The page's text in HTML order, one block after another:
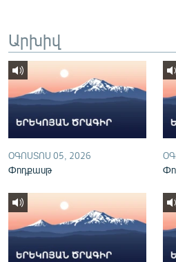
English
Русский
ՀԵՏԵՎԵՔ ՄԵԶ
«Ազատության» բոլոր
Արխիվ
ՕԳՈՍՏՈՍ 05, 2026
Փոդքասթ